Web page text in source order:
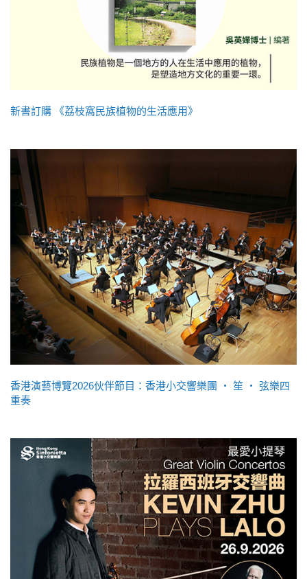
新書訂購 《荔枝窩民族植物的生活應用》
香港演藝博覽2026伙伴節目：香港小交響樂團 ‧ 笙 ‧ 弦樂四
重奏